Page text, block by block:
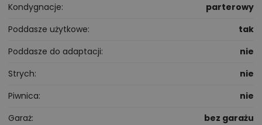
Kondygnacje
parterowy
Poddasze użytkowe
tak
Poddasze do adaptacji
nie
Strych
nie
Piwnica
nie
Garaż
bez garażu